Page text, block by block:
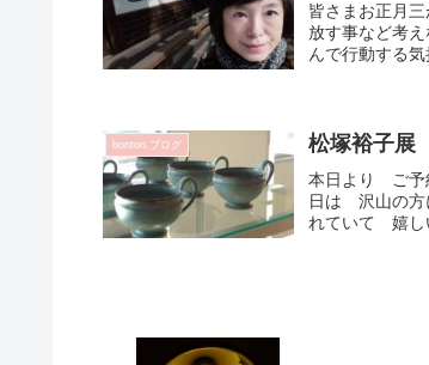
皆さまお正月
放す事など考
んで行動する
bonton.ブログ 松塚裕子展
本日より ご予
日は 沢山の方
れていて 嬉し